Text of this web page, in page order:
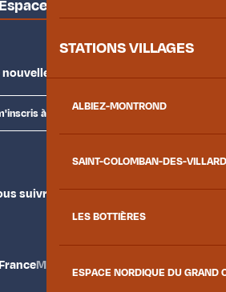
STATIONS VILLAGES
ALBIEZ-MONTROND
SAINT-COLOMBAN-DES-
LES BOTTIÈRES
ESPACE NORDIQUE DU GRAND
Espace presse
façon d'explorer la vallée.
à la newsletter
suivre
Maurienne